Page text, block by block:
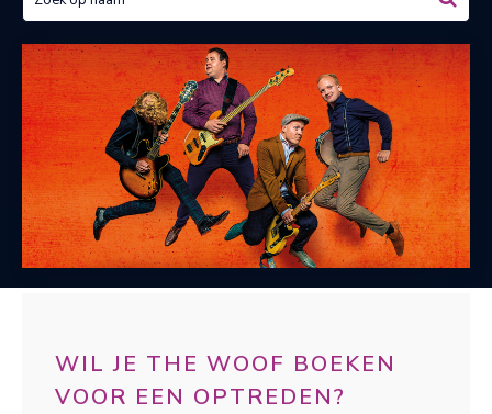
WIL JE THE WOOF BOEKEN
VOOR EEN OPTREDEN?